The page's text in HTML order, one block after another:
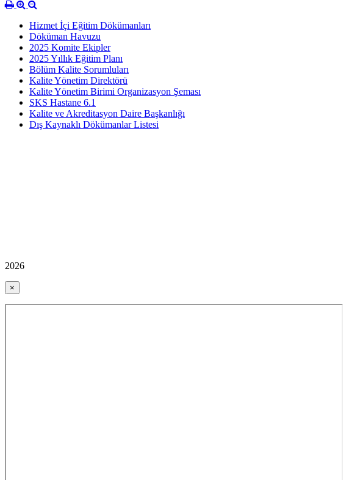
Hizmet İçi Eğitim Dökümanları
Döküman Havuzu
2025 Komite Ekipler
2025 Yıllık Eğitim Planı
Bölüm Kalite Sorumluları
Kalite Yönetim Direktörü
Kalite Yönetim Birimi Organizasyon Şeması
SKS Hastane 6.1
Kalite ve Akreditasyon Daire Başkanlığı
Dış Kaynaklı Dökümanlar Listesi
2026
×